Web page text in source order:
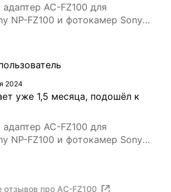
AC-FZ100 для
NP-FZ100 и фотокамер Sony
A7SIII, ILCE-9
2024
уже 1,5 месяца, подошёл к
AC-FZ100 для
NP-FZ100 и фотокамер Sony
A7SIII, ILCE-9
отзывов про AC-FZ100